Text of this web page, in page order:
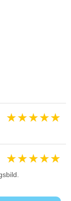
★★★★★
★★★★★